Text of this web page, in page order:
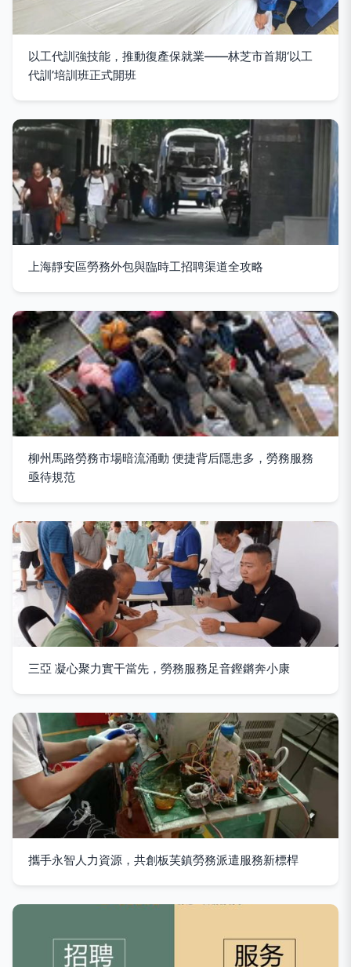
以工代訓強技能，推動復產保就業——林芝市首期‘以工
代訓’培訓班正式開班
上海靜安區勞務外包與臨時工招聘渠道全攻略
柳州馬路勞務市場暗流涌動 便捷背后隱患多，勞務服務
亟待規范
三亞 凝心聚力實干當先，勞務服務足音鏗鏘奔小康
攜手永智人力資源，共創板芙鎮勞務派遣服務新標桿